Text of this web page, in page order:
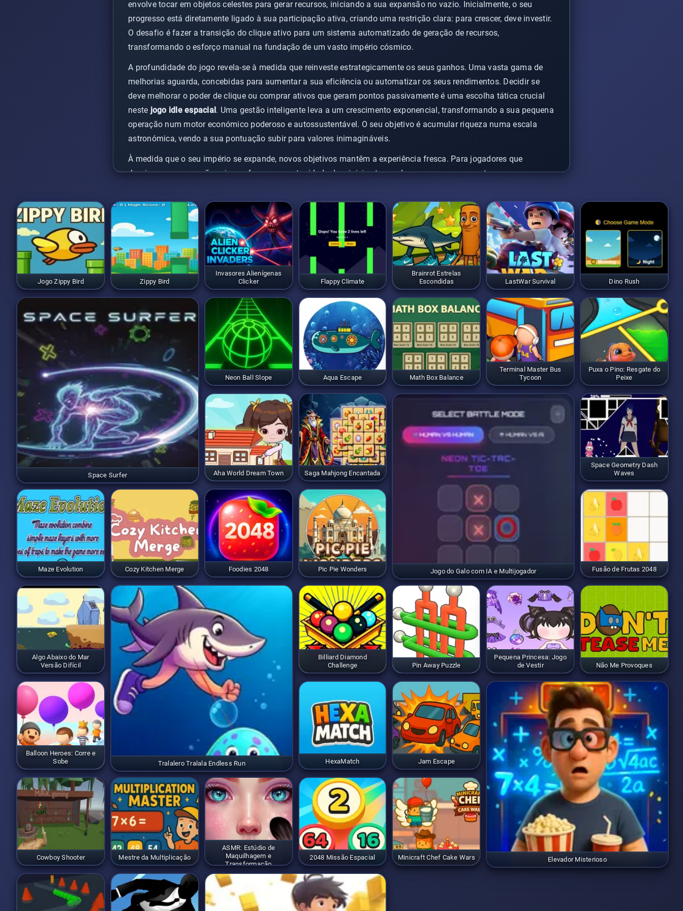
envolve tocar em objetos celestes para gerar recursos, iniciando a sua expansão no vazio. Inicialmente, o seu
progresso está diretamente ligado à sua participação ativa, criando uma restrição clara: para crescer, deve investir.
O desafio é fazer a transição do clique ativo para um sistema automatizado de geração de recursos,
transformando o esforço manual na fundação de um vasto império cósmico.
A profundidade do jogo revela-se à medida que reinveste estrategicamente os seus ganhos. Uma vasta gama de
melhorias aguarda, concebidas para aumentar a sua eficiência ou automatizar os seus rendimentos. Decidir se
deve melhorar o poder de clique ou comprar ativos que geram pontos passivamente é uma escolha tática crucial
neste jogo idle espacial. Uma gestão inteligente leva a um crescimento exponencial, transformando a sua pequena
operação num motor económico poderoso e autossustentável. O seu objetivo é acumular riqueza numa escala
astronómica, vendo a sua pontuação subir para valores inimagináveis.
À medida que o seu império se expande, novos objetivos mantêm a experiência fresca. Para jogadores que
dominam a progressão, o jogo oferece a oportunidade de reiniciar, trocando o progresso por vantagens
incentivando múltiplas jogadas para alcançar patamares de poder cada vez mais elevados. Se desejajogar
Cosmic Clicker online, uma aventura recompensadora aguarda entre as estrelas.
Jogo Zippy Bird Zippy Bird
Invasores Alienígenas
Clicker
Flappy Climate
Brainrot Estrelas
Escondidas
LastWar Survival Dino Rush
Space Surfer
Neon Ball Slope Aqua Escape Math Box Balance
Terminal Master Bus
Tycoon
Puxa o Pino: Resgate do
Peixe
Aha World Dream Town Saga Mahjong Encantada
Jogo do Galo com IA e Multijogador
Space Geometry Dash
Waves
Maze Evolution Cozy Kitchen Merge Foodies 2048 Pic Pie Wonders Fusão de Frutas 2048
Algo Abaixo do Mar
Versão Difícil
Tralalero Tralala Endless Run
Billiard Diamond
Challenge
Pin Away Puzzle
Pequena Princesa: Jogo
de Vestir
Não Me Provoques
Balloon Heroes: Corre e
Sobe
HexaMatch Jam Escape
Elevador Misterioso
Cowboy Shooter Mestre da Multiplicação
ASMR: Estúdio de
Maquilhagem e
Transformação
2048 Missão Espacial Minicraft Chef Cake Wars